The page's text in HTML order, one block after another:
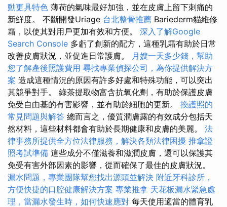
動更具特色 薄荷的氣味最好加強，並在皮膚上留下刺痛的
新鮮度。 不斷開發Uriage 台北整骨推薦 Bariederm貓維修
霜，以使其對用戶更加有效和方便。 深入了解Google
Search Console 多虧了創新的配方，這種乳霜有助於日常
改善皮膚狀況，並促進日常護膚。
月嫂一天多少錢，幫助
您了解產後照護費用 尋找專業偵探公司，為你提供解決方
案 造成這種情況的原因有許多好處和特殊功能，可以突出
其競爭對手。 綠茶提取物富含抗氧化劑，有助於保護皮膚
免受自由基的有害影響，並有助於細胞的更新。 換護照的
常見問題與解答 總而言之，優質潤膚露的有效成分包括天
然材料，這些材料都會有助於長期健康和皮膚的美麗。 法
律事務所提供全方位法律服務，解決各類法律困擾 推拿證
照考試準備 這些成分不僅滋養和滋潤皮膚，還可以保護其
免受有害外部因素的影響，從而確保了最佳的皮膚狀況。
漏水問題，專業團隊幫您找出源頭並解決 附近牙科診所，
方便快捷的口腔健康解決方案 專業推拿 天花板漏水緊急處
理，當漏水發生時，如何快速應對 每天使用適當的體育乳